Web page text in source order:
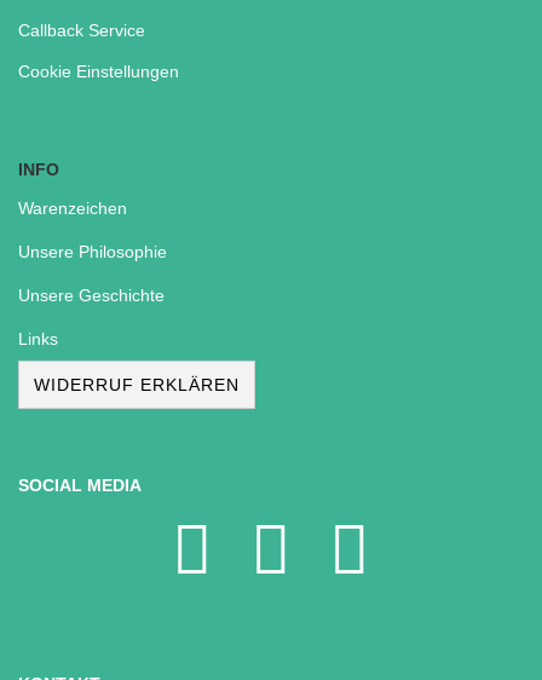
Callback Service
Cookie Einstellungen
INFO
Warenzeichen
Unsere Philosophie
Unsere Geschichte
Links
WIDERRUF ERKLÄREN
SOCIAL MEDIA